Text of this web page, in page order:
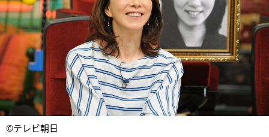
©テレビ朝日